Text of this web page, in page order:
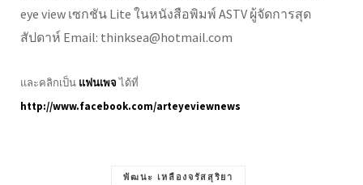
eye view เซกชัน Lite ในหนังสือพิมพ์ ASTV ผู้จัดการสุด
สัปดาห์ Email: thinksea@hotmail.com
และคลิกเป็น แฟนเพจได้ที่
http://www.facebook.com/arteyeviewnews
พัฒนะ เหลืองจรัสสุริยา